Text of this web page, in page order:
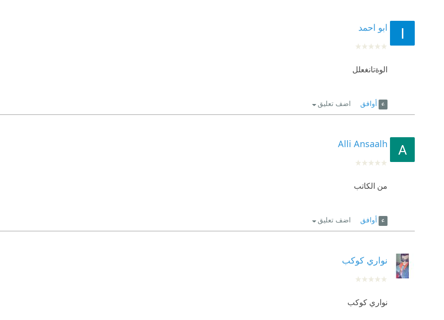
ابو احمد
الوةتانغعلل
أوافق اضف تعليق
Alli Ansaalh
من الكاتب
أوافق اضف تعليق
نواري كوكب
نواري كوكب